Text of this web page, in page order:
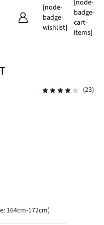
[node-
badge-
wishlist]
[node-
badge-
cart-
items]
(23)
164cm-172cm)